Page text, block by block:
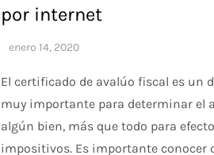
por internet
El certificado de avalúo fiscal es un
muy importante para determinar el
algún bien, más que todo para
impositivos. Es importante conocer